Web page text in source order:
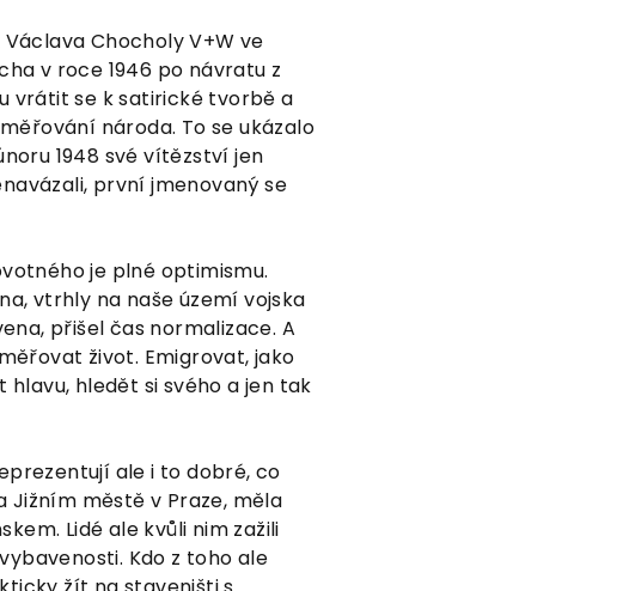
Chocholy V+W ve
v roce 1946 po návratu z
vrátit se k satirické tvorbě a
národa. To se ukázalo
1948 své vítězství jen
první jmenovaný se
je plné optimismu.
vtrhly na naše území vojska
přišel čas normalizace. A
život. Emigrovat, jako
hledět si svého a jen tak
ale i to dobré, co
Jižním městě v Praze, měla
Lidé ale kvůli nim zažili
Kdo z toho ale